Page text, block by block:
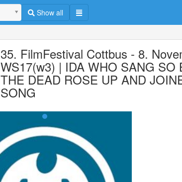
Show all
35. FilmFestival Cottbus - 8.
WS17(w3) | IDA WHO SANG SO
THE DEAD ROSE UP AND
SONG